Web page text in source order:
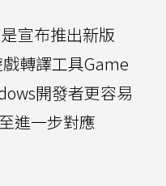
宣布推出新版
轉譯工具Game
開發者更容易
進一步對應